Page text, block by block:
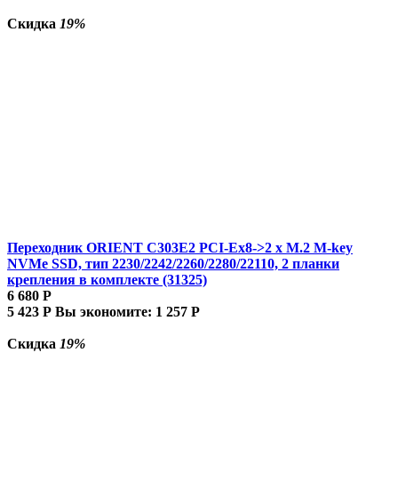
Скидка 19%
Переходник ORIENT C303E2 PCI-Ex8->2 x M.2 M-key
NVMe SSD, тип 2230/2242/2260/2280/22110, 2 планки
крепления в комплекте (31325)
6 680 Р
5 423 Р Вы экономите: 1 257 Р
Скидка 19%